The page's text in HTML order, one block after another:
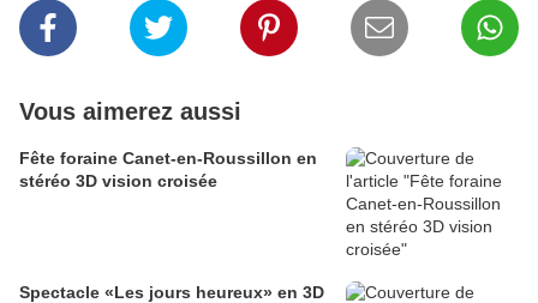
Vous aimerez aussi
Fête foraine Canet-en-Roussillon en
stéréo 3D vision croisée
Spectacle «Les jours heureux» en 3D